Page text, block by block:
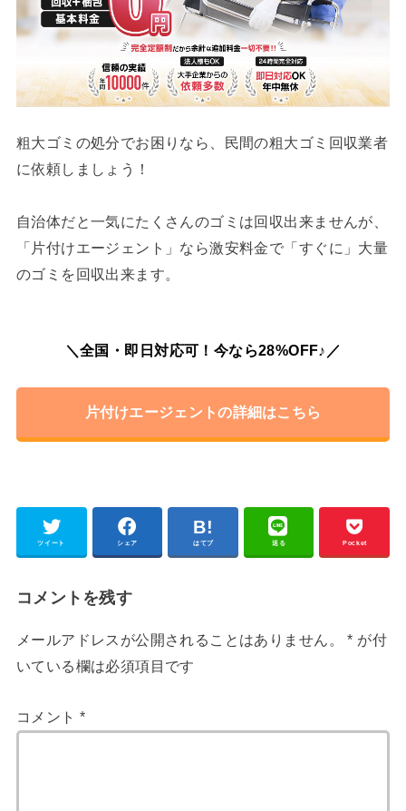
粗大ゴミの処分でお困りなら、民間の粗大ゴミ回収業者
に依頼しましょう！
自治体だと一気にたくさんのゴミは回収出来ませんが、
「片付けエージェント」なら激安料金で「すぐに」大量
のゴミを回収出来ます。
＼全国・即日対応可！今なら28%OFF♪／
片付けエージェントの詳細はこちら
ツイート シェア はてブ 送る Pocket
コメントを残す
メールアドレスが公開されることはありません。 * が付
いている欄は必須項目です
コメント *